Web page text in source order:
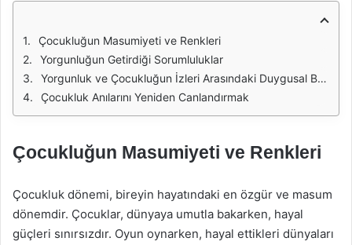
Çocukluğun Masumiyeti ve Renkleri
Yorgunluğun Getirdiği Sorumluluklar
Yorgunluk ve Çocukluğun İzleri Arasındaki Duygusal Bağ
Çocukluk Anılarını Yeniden Canlandırmak
Çocukluğun Masumiyeti ve Renkleri
Çocukluk dönemi, bireyin hayatındaki en özgür ve masum
dönemdir. Çocuklar, dünyaya umutla bakarken, hayal
güçleri sınırsızdır. Oyun oynarken, hayal ettikleri dünyaları